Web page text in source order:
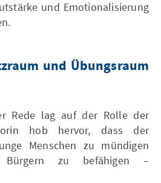
und Emotionalisierung
und Übungsraum
Rede lag auf der Rolle der
hob hervor, dass der
Menschen zu mündigen
Bürgern zu befähigen –